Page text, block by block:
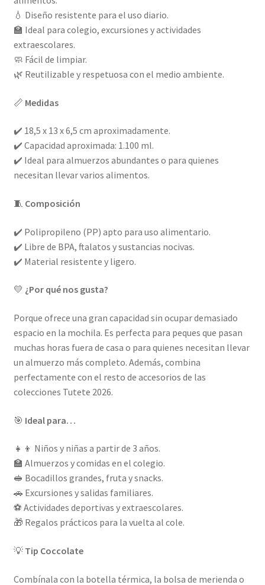
💧 Diseño resistente para el uso diario.
🏫 Ideal para colegio, excursiones y actividades
extraescolares.
🧼 Fácil de limpiar.
🌿 Reutilizable y respetuosa con el medio ambiente.
📏 Medidas
✔️ 18,5 x 13 x 6,5 cm aproximadamente.
✔️ Capacidad aproximada: 1.100 ml.
✔️ Ideal para almuerzos abundantes o para quienes
necesitan llevar varios alimentos.
🧵 Composición
✔️ Polipropileno (PP) apto para uso alimentario.
✔️ Libre de BPA, ftalatos y sustancias nocivas.
✔️ Material resistente y ligero.
💛 ¿Por qué nos gusta?
Porque ofrece una gran capacidad sin ocupar demasiado
espacio en la mochila. Es perfecta para peques que pasan
muchas horas fuera de casa o para quienes necesitan llevar
un almuerzo más completo. Además, combina
perfectamente con el resto de accesorios de las
colecciones Tutete 2026.
🎯 Ideal para…
👧👦 Niños y niñas a partir de 3 años.
🏫 Almuerzos y comidas en el colegio.
🥪 Bocadillos grandes, fruta y snacks.
🚗 Excursiones y salidas familiares.
⚽ Actividades deportivas y extraescolares.
🎁 Regalos prácticos para la vuelta al cole.
💡 Tip Coccolate
Combínala con la botella térmica, la bolsa de merienda o